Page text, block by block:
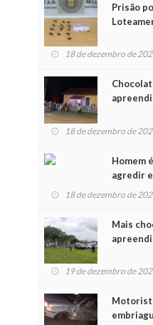
Prisão
18 de dezembro de
para
18 de dezembro de
Homem
agredir
mulher
18 de dezembro de
Mais
crianças
19 de dezembro de